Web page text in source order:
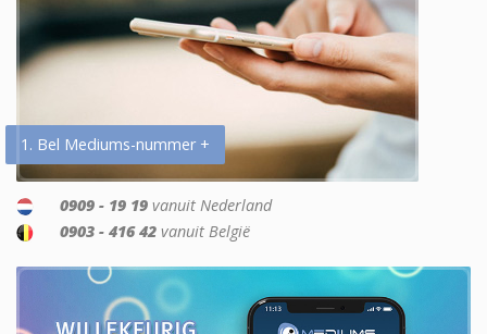
1. Bel Mediums-nummer +
0909 - 19 19 vanuit Nederland
0903 - 416 42 vanuit België